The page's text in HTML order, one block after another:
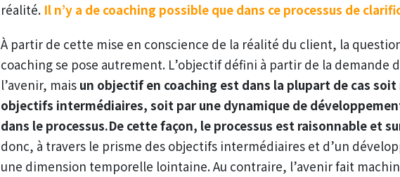
réalité. Il n’y a de coaching possible que dans ce processus de
À partir de cette mise en conscience de la réalité du client, la
coaching se pose autrement. L’objectif défini à partir de la demande
l’avenir, mais un objectif en coaching est dans la plupart de cas
objectifs intermédiaires, soit par une dynamique de
dans le processus.De cette façon, le processus est raisonnable et
donc, à travers le prisme des objectifs intermédiaires et d’un
une dimension temporelle lointaine. Au contraire, l’avenir fait